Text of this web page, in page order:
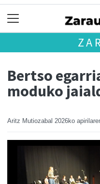
Bertso
moduko
Aritz Mutiozabal 2026ko